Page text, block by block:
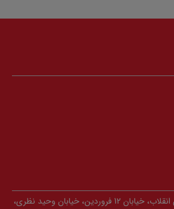
تهران، میدان انقلاب، خیابان 12 فروردین، خیابان وحید نظری،